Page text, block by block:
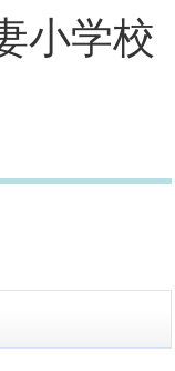
小学校